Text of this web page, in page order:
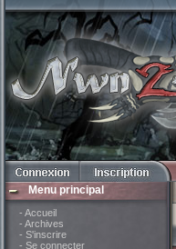
Menu principal
- Accueil
- Archives
- S'inscrire
- Se connecter